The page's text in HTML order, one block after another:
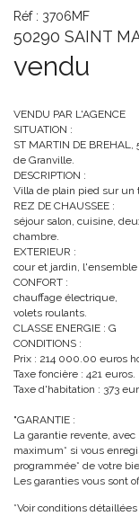
Réf : 3706MF
50290 SAINT
vendu
VENDU PAR L'AGENCE
SITUATION :
ST MARTIN DE
de Granville.
DESCRIPTION :
Villa de plain pied sur un
REZ DE CHAUSSEE :
séjour salon, cuisine,
chambre.
EXTERIEUR :
cour et jardin, l'ensemble
CONFORT :
chauffage électrique,
volets roulants.
CLASSE ENERGIE : G
CONDITIONS :
Prix : 214 000.00 euros
Taxe foncière : 421 euros.
Taxe d'habitation : 373
"GARANTIE :
La garantie revente,
maximum* si vous
programmée* de votre
Les garanties vous sont
*Voir conditions